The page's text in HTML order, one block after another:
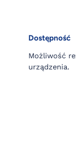
Dostępność
Możliwość
urządzenia.